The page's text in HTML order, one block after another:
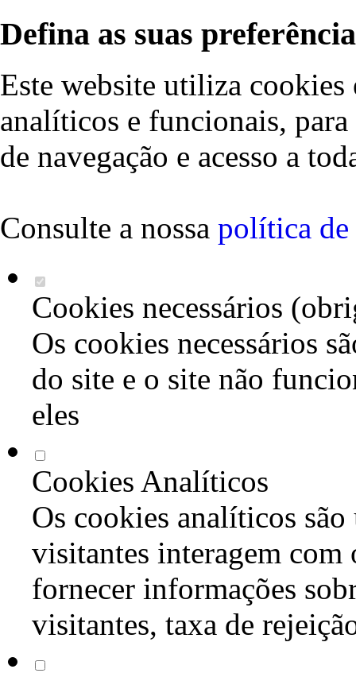
Defina as suas
Este website utiliza cookies
analíticos e funcionais,
de navegação e acesso a
Consulte a nossa política de
Cookies necessários
Os cookies necessários
do site e o site não
eles
Cookies Analíticos
Os cookies analíticos são
visitantes interagem com
fornecer informações
visitantes, taxa de